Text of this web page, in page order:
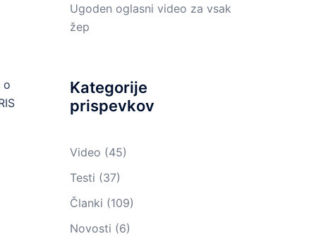
o
Ugoden oglasni video za vsak
žep
Kategorije
prispevkov
Video (45)
Testi (37)
Članki (109)
Novosti (6)